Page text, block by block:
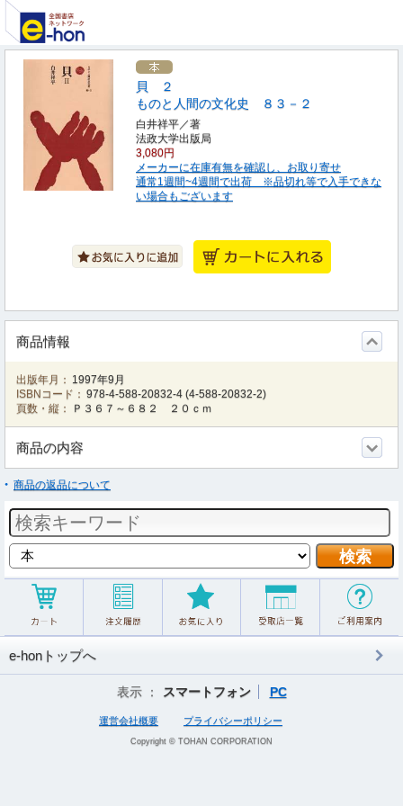
貝 ２
ものと人間の文化史 ８３－２
白井祥平／著
法政大学出版局
3,080円
メーカーに在庫有無を確認し、お取り寄せ
通常1週間~4週間で出荷 ※品切れ等で入手できな
い場合もございます
商品情報
出版年月： 1997年9月
ISBNコード： 978-4-588-20832-4 (4-588-20832-2)
頁数・縦：
Ｐ３６７～６８２ ２０ｃｍ
商品の内容
商品の返品について
e-honトップへ
表示 ： スマートフォン PC
運営会社概要 プライバシーポリシー
Copyright © TOHAN CORPORATION